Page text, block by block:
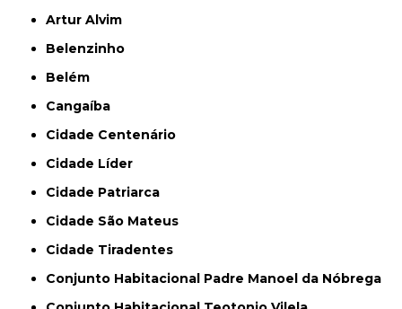
Artur Alvim
Belenzinho
Belém
Cangaíba
Cidade Centenário
Cidade Líder
Cidade Patriarca
Cidade São Mateus
Cidade Tiradentes
Conjunto Habitacional Padre Manoel da Nóbrega